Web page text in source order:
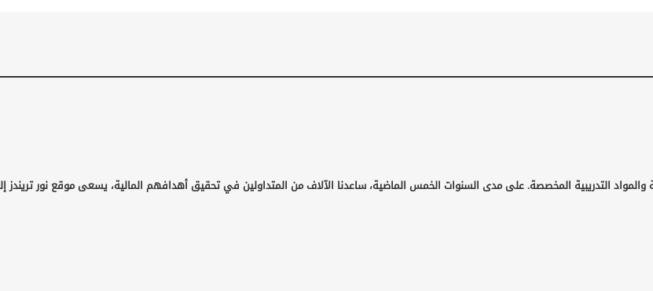
التدريبية المخصصة. على مدى السنوات الخمس الماضية، ساعدنا الآلاف من المتداولين في تحقيق أهدافهم المالية، يسعى موقع نور تريندز